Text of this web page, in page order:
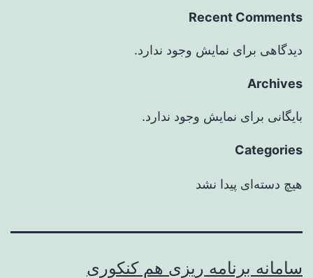
Recent Comments
دیدگاهی برای نمایش وجود ندارد.
Archives
بایگانی برای نمایش وجود ندارد.
Categories
هیچ دسته‌ای پیدا نشد
سامانه برنامه ریزی هم کنکوری